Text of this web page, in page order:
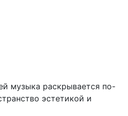
музыка раскрывается по-
эстетикой и